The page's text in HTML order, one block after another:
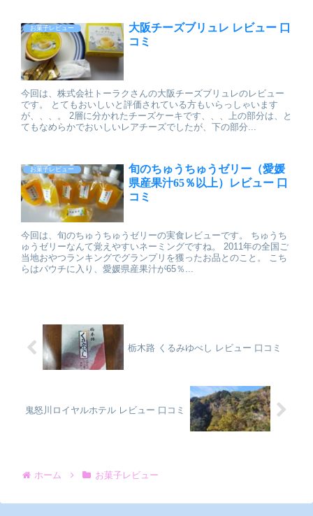
お菓子レビュー
大阪チーズブリュレ レビュー 口
コミ
今回は、株式会社トーラクさんの大阪チーズブリュレのレビュー
です。 とてもおいしいと評価されている方もいらっしゃいます
が、、、。 2層に分かれたチーズケーキです、、、上の部分は、と
てもなめらかでおいしいレアチーズでしたが、下の部分...
お菓子レビュー
旬のちゅうちゅうゼリー（愛媛
県産果汁65％以上）レビュー 口
コミ
今回は、旬のちゅうちゅうゼリーの実食レビューです。 ちゅうち
ゅうゼリーなんて覚えやすいネーミングですね。 2011年の全国ご
当地おやつランキングでグランプリを獲ったお品とのこと。 こち
らはパウチに入り、愛媛県産果汁が65％...
栃木路 くるみゆべし レビュー 口コミ
鬼怒川ロイヤルホテル レビュー 口コミ
ホーム お菓子レビュー